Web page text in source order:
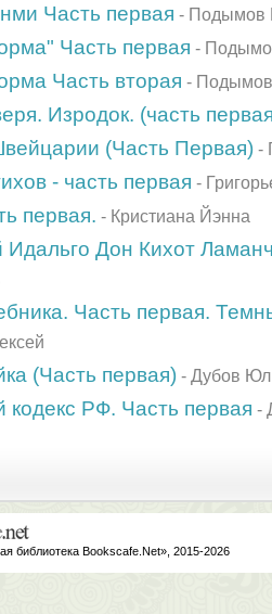
Часть первая - Подымов
Часть первая -
Часть вторая -
Изродок. (часть
(Часть Первая) -
- часть первая -
первая. - Кристиана Йэнна
Дон Кихот
Часть первая.
(Часть первая) - Дубов
кодекс РФ. Часть первая -
библиотека Bookscafe.Net», 2015-2026